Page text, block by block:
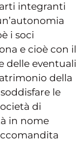
integranti
i soci
e cioè con il
delle eventuali
della
le
di
in nome